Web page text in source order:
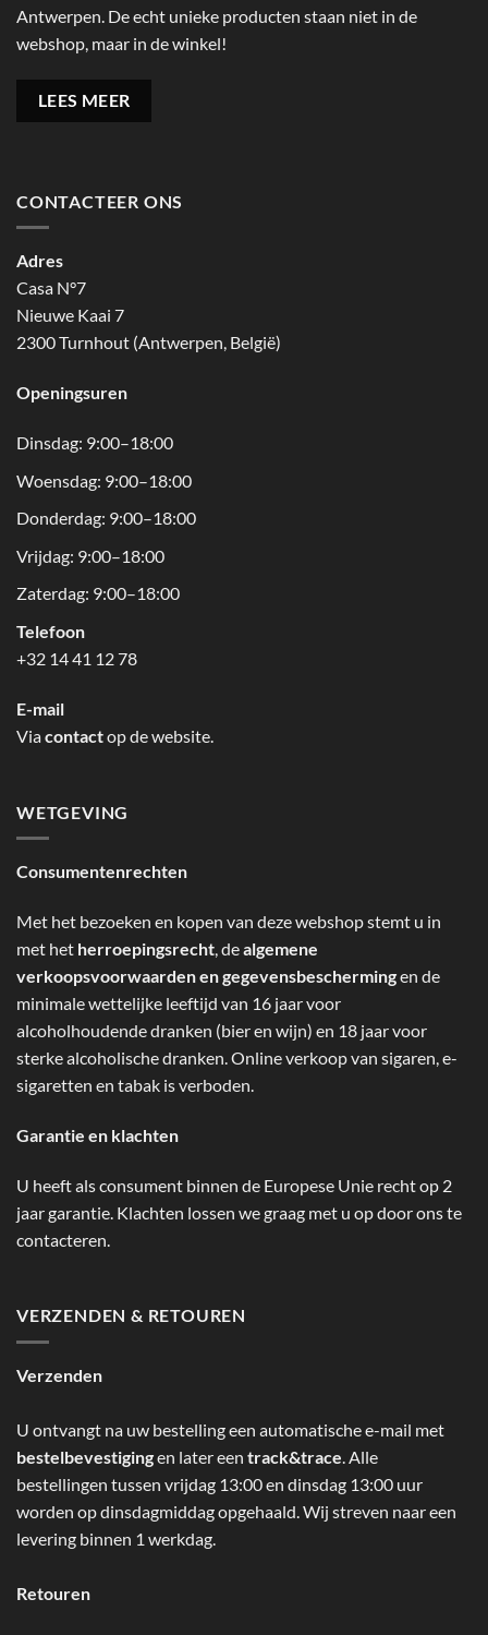
Antwerpen. De echt unieke producten staan niet in de
webshop, maar in de winkel!
LEES MEER
CONTACTEER ONS
Adres
Casa N°7
Nieuwe Kaai 7
2300 Turnhout (Antwerpen, België)
Openingsuren
Dinsdag: 9:00–18:00
Woensdag: 9:00–18:00
Donderdag: 9:00–18:00
Vrijdag: 9:00–18:00
Zaterdag: 9:00–18:00
Telefoon
+32 14 41 12 78
E-mail
Viacontactop de website.
WETGEVING
Consumentenrechten
Met het bezoeken en kopen van deze webshop stemt u in
met het herroepingsrecht, dealgemene
verkoopsvoorwaarden en gegevensbeschermingen de
minimale wettelijke leeftijd van 16 jaar voor
alcoholhoudende dranken (bier en wijn) en 18 jaar voor
sterke alcoholische dranken. Online verkoop van sigaren, e-
sigaretten en tabak is verboden.
Garantie en klachten
U heeft als consument binnen de Europese Unie recht op 2
jaar garantie. Klachten lossen we graag met u op door ons te
contacteren.
VERZENDEN & RETOUREN
Verzenden
U ontvangt na uw bestelling een automatische e-mail met
bestelbevestigingen later een track&trace. Alle
bestellingen tussen vrijdag 13:00 en dinsdag 13:00 uur
worden op dinsdagmiddag opgehaald. Wij streven naar een
levering binnen 1 werkdag.
Retouren